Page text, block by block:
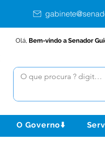
Olá, Bem-vindo a Senador
O Governo⬇️